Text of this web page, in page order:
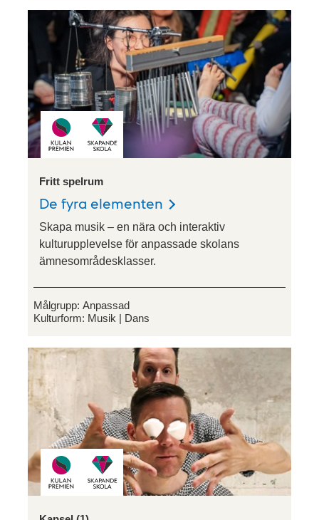
Fritt spelrum
De fyra elementen
Skapa musik – en nära och interaktiv
kulturupplevelse för anpassade skolans
ämnesområdesklasser.
Målgrupp: Anpassad
Kulturform: Musik Dans